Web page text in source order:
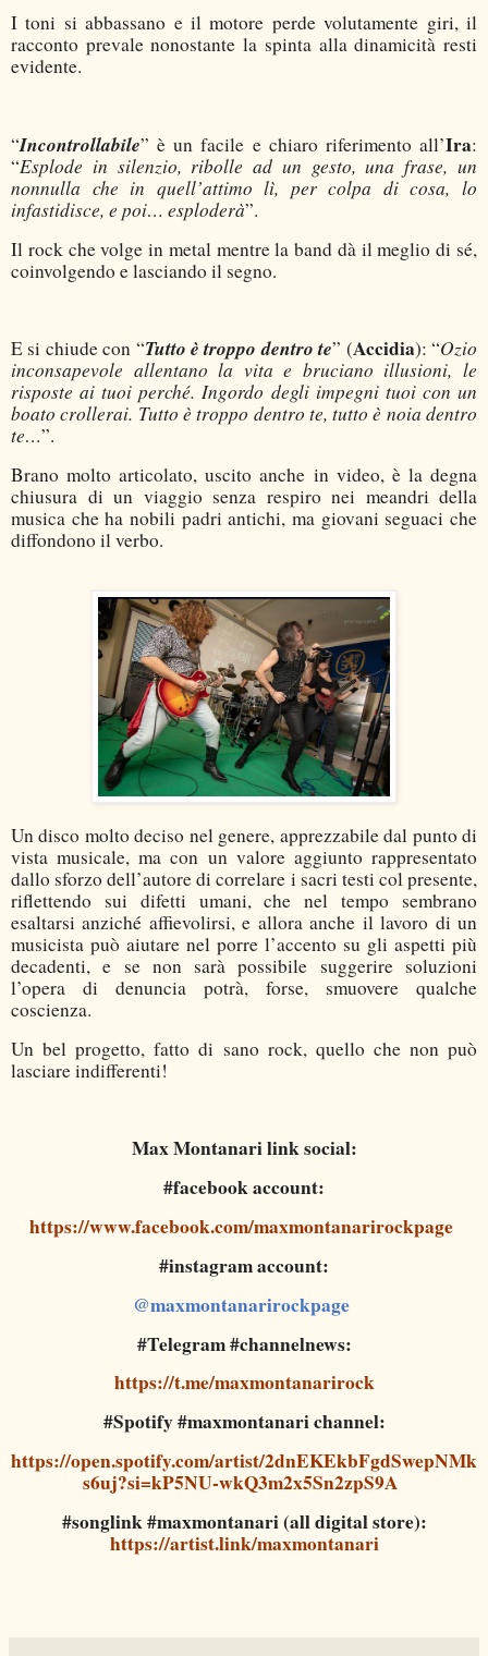
I toni si abbassano e il motore perde volutamente giri, il
racconto prevale nonostante la spinta alla dinamicità resti
evidente.
“Incontrollabile” è un facile e chiaro riferimento all’Ira:
“Esplode in silenzio, ribolle ad un gesto, una frase, un
nonnulla che in quell’attimo lì, per colpa di cosa, lo
infastidisce, e poi… esploderà”.
Il rock che volge in metal mentre la band dà il meglio di sé,
coinvolgendo e lasciando il segno.
E si chiude con “Tutto è troppo dentro te” (Accidia): “Ozio
inconsapevole allentano la vita e bruciano illusioni, le
risposte ai tuoi perché. Ingordo degli impegni tuoi con un
boato crollerai. Tutto è troppo dentro te, tutto è noia dentro
te…”.
Brano molto articolato, uscito anche in video, è la degna
chiusura di un viaggio senza respiro nei meandri della
musica che ha nobili padri antichi, ma giovani seguaci che
diffondono il verbo.
Un disco molto deciso nel genere, apprezzabile dal punto di
vista musicale, ma con un valore aggiunto rappresentato
dallo sforzo dell’autore di correlare i sacri testi col presente,
riflettendo sui difetti umani, che nel tempo sembrano
esaltarsi anziché affievolirsi, e allora anche il lavoro di un
musicista può aiutare nel porre l’accento su gli aspetti più
decadenti, e se non sarà possibile suggerire soluzioni
l’opera di denuncia potrà, forse, smuovere qualche
coscienza.
Un bel progetto, fatto di sano rock, quello che non può
lasciare indifferenti!
Max Montanari link social:
#facebook account:
https://www.facebook.com/maxmontanarirockpage
#instagram account:
@maxmontanarirockpage
#Telegram #channelnews:
https://t.me/maxmontanarirock
#Spotify #maxmontanari channel:
https://open.spotify.com/artist/2dnEKEkbFgdSwepNMk
s6uj?si=kP5NU-wkQ3m2x5Sn2zpS9A
#songlink #maxmontanari (all digital store):
https://artist.link/maxmontanari